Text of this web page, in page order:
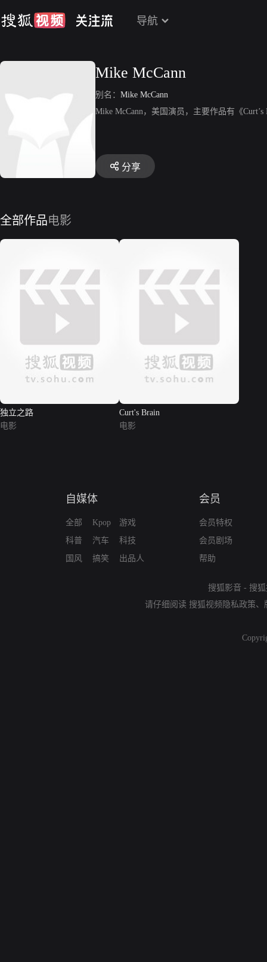
导航
Mike McCann
别名： Mike McCann
Mike McCann，美国演员，主要作品有《
分享
全部作品电影
独立之路
电影
Curt's Brain
电影
自媒体
全部
科普
国风
Kpop
汽车
搞笑
游戏
科技
出品人
会员
会员特权
会员剧场
帮助
搜狐影音 - 搜
请仔细阅读 搜狐视频隐私政策、